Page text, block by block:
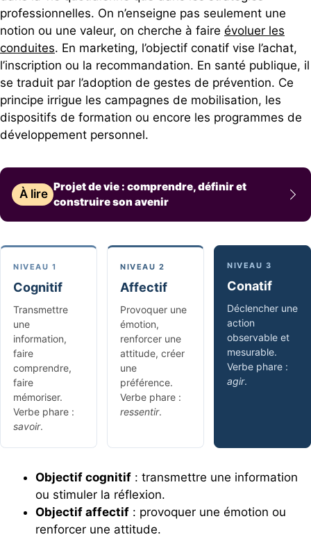
professionnelles. On n’enseigne pas seulement une
notion ou une valeur, on cherche à faire évoluer les
conduites. En marketing, l’objectif conatif vise l’achat,
l’inscription ou la recommandation. En santé publique, il
se traduit par l’adoption de gestes de prévention. Ce
principe irrigue les campagnes de mobilisation, les
dispositifs de formation ou encore les programmes de
développement personnel.
À lire
Projet de vie : comprendre, définir et
construire son avenir
NIVEAU 1
Cognitif
Transmettre
une
information,
faire
comprendre,
faire
mémoriser.
Verbe phare :
savoir.
NIVEAU 2
Affectif
Provoquer une
émotion,
renforcer une
attitude, créer
une
préférence.
Verbe phare :
ressentir.
NIVEAU 3
Conatif
Déclencher une
action
observable et
mesurable.
Verbe phare :
agir.
Objectif cognitif : transmettre une information
ou stimuler la réflexion.
Objectif affectif : provoquer une émotion ou
renforcer une attitude.